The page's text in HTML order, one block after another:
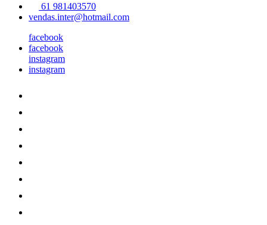
61 981403570
vendas.inter@hotmail.com
facebook
facebook
instagram
instagram